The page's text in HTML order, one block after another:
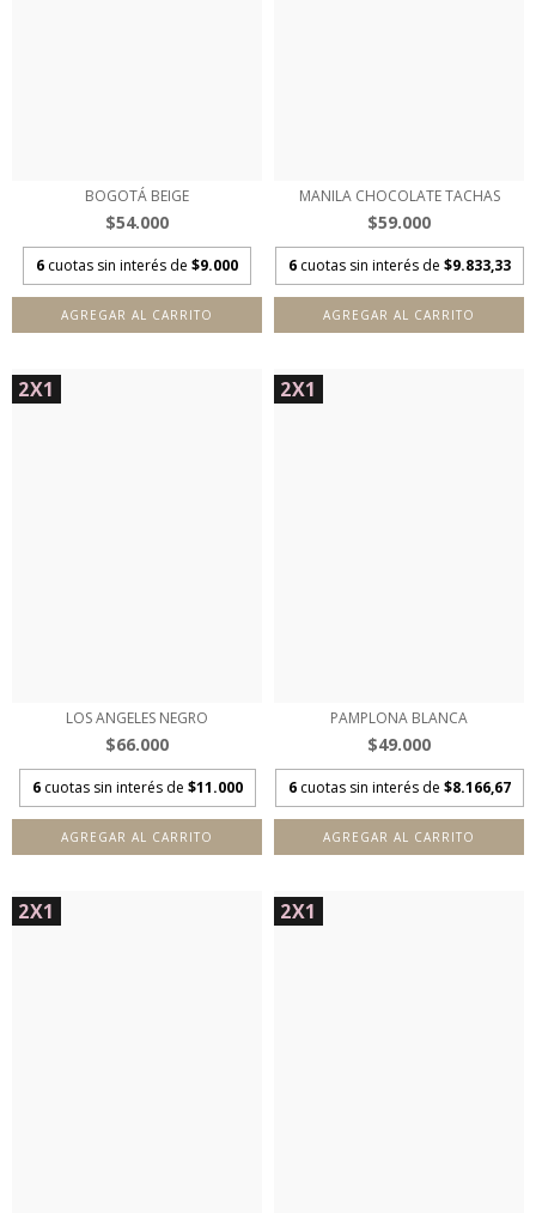
BOGOTÁ BEIGE
$54.000
6 cuotas sin interés de $9.000
AGREGAR AL CARRITO
MANILA CHOCOLATE TACHAS
$59.000
6 cuotas sin interés de $9.833,33
AGREGAR AL CARRITO
2X1
LOS ANGELES NEGRO
$66.000
6 cuotas sin interés de $11.000
AGREGAR AL CARRITO
2X1
PAMPLONA BLANCA
$49.000
6 cuotas sin interés de $8.166,67
AGREGAR AL CARRITO
2X1 2X1